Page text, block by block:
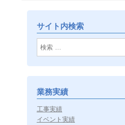
サイト内検索
検索
業務実績
工事実績
イベント実績